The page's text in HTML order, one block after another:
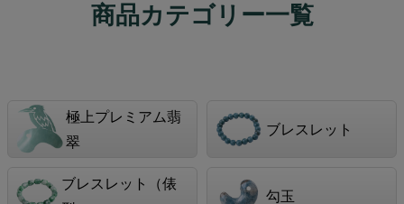
商品カテゴリー一覧
極上プレミアム翡
翠
ブレスレット
ブレスレット（俵
勾玉